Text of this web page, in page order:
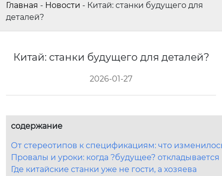
Главная - Новости - Китай: станки будущего для
деталей?
Китай: станки будущего для деталей?
2026-01-27
содержание
От стереотипов к спецификациям: что
Провалы и уроки: когда ?будущее? откладывается
Где китайские станки уже не гости, а хозяева